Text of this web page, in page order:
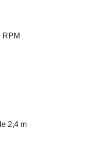
2,4 m